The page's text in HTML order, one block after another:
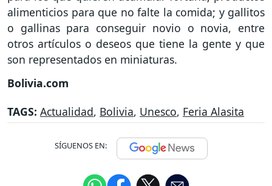
alimenticios para que no falte la comida; y gallitos
o gallinas para conseguir novio o novia, entre
otros artículos o deseos que tiene la gente y que
son representados en miniaturas.
Bolivia.com
TAGS: Actualidad, Bolivia, Unesco, Feria Alasita
SÍGUENOS EN: